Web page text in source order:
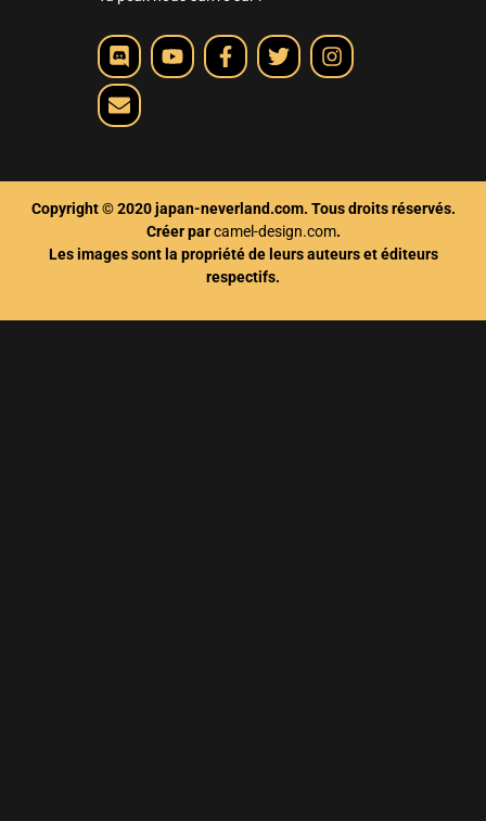
Copyright © 2020 japan-neverland.com. Tous droits réservés.
Créer parcamel-design.com.
Les images sont la propriété de leurs auteurs et éditeurs
respectifs.